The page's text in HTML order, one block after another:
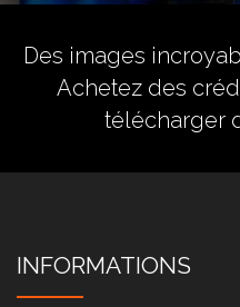
Des images
Achetez des
télécharger
INFORMATIONS